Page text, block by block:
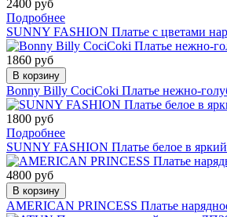
2400 руб
Подробнее
SUNNY FASHION Платье с цветами
1860 руб
В корзину
Bonny Billy СociCoki Платье нежно-
1800 руб
Подробнее
SUNNY FASHION Платье белое в
4800 руб
В корзину
AMERICAN PRINCESS Платье